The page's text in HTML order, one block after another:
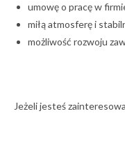
umowę o pracę w
miłą atmosferę i
możliwość rozwoju
Jeżeli jesteś